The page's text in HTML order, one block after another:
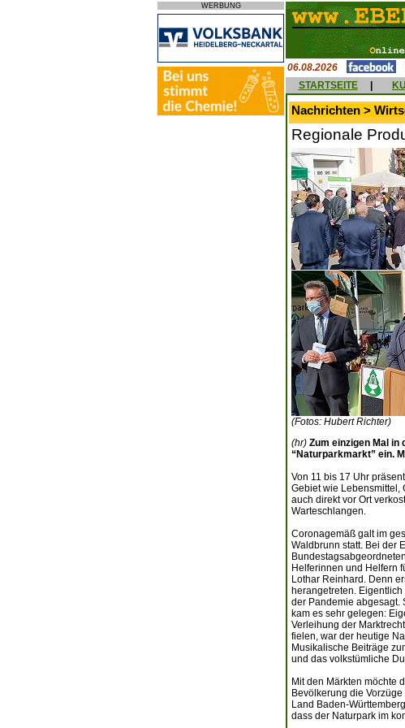
WERBUNG
06.08.2026
STARTSEITE
Nachrichten >
Regionale
(Fotos: Hubert Richter)
(hr) Zum einzigen Mal in
“Naturparkmarkt” ein.
Von 11 bis 17 Uhr
Gebiet wie Lebensmittel,
auch direkt vor Ort
Warteschlangen.
Coronagemäß galt im
Waldbrunn statt. Bei der
Helferinnen und Helfern
Lothar Reinhard. Denn
herangetreten.
der Pandemie abgesagt.
kam es sehr gelegen:
Verleihung der
fielen, war der heutige
Musikalische Beiträge
und das volkstümliche
Mit den Märkten möchte
Bevölkerung die
Land Baden-
dass der Naturpark im